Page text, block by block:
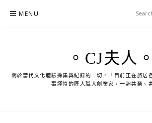
MENU
。CJ夫人。
關於當代文化體驗採集與紀錄的一切。「目前正在旅居
事謹慎的匠人職人創業家，一起共榮、